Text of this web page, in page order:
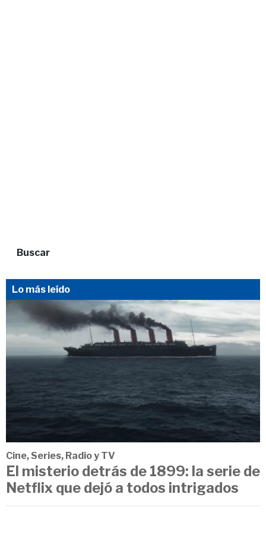
Buscar
Lo más leído
Cine, Series, Radio y TV
El misterio detrás de 1899: la serie de
Netflix que dejó a todos intrigados